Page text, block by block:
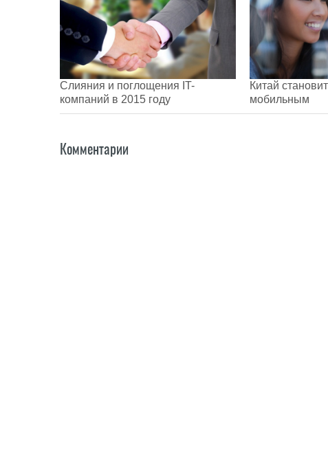
Слияния и поглощения IT-
компаний в 2015 году
Китай
мобильным
Комментарии